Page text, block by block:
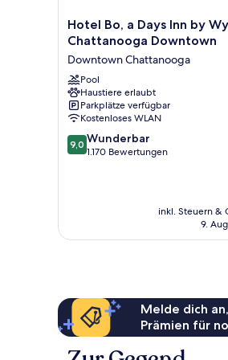
Non-
Smoking
Hotel
Bo,
Days
Inn
by
Wyndham
Chattanooga
Downtown
Downtown
Hotel Bo, a Days Inn by
Chattanooga Downtown
Downtown Chattanooga
Pool
Haustiere erlaubt
Parkplätze verfügbar
Kostenloses WLAN
9.0
von
9,0 Wunderbar
1.170 Bewertungen
inkl. Steuern &
9.
Melde dich
Prämien für